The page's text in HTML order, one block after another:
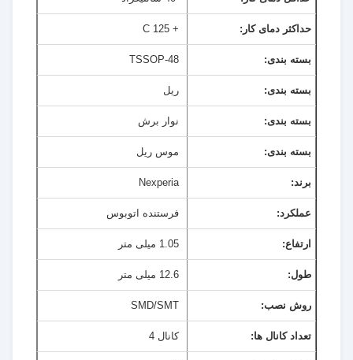
حداکثر دمای کار: + 125 C
بسته بندی: TSSOP-48
بسته بندی: ريل
بسته بندی: نوار برش
بسته بندی: موس ریل
برند: Nexperia
عملکرد: فرستنده اتوبوس
ارتفاع: 1.05 میلی متر
طول: 12.6 میلی متر
روش نصب: SMD/SMT
تعداد کانال ها: کانال 4